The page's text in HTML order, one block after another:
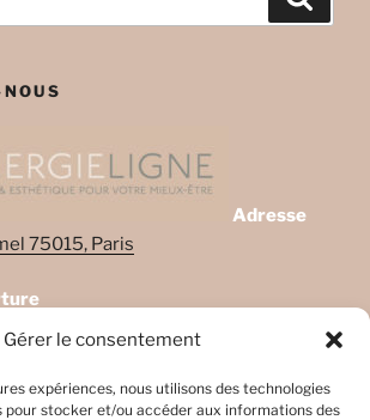
Gérer le consentement
expériences, nous utilisons des technologies
pour stocker et/ou accéder aux informations des
Adresse
75015, Paris